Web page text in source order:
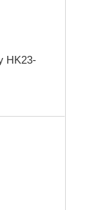
HK23-